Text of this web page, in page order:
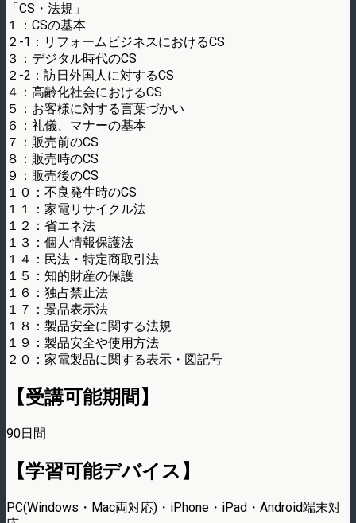
「CS・法規」
１：CSの基本
２-1：リフォームビジネスにおけるCS
３：デジタル時代のCS
２-2：訪日外国人に対するCS
４：高齢化社会におけるCS
５：お客様に対する言葉づかい
６：礼儀、マナーの基本
７：販売前のCS
８：販売時のCS
９：販売後のCS
１０：不良発生時のCS
１１：家電リサイクル法
１２：省エネ法
１３：個人情報保護法
１４：民法・特定商取引法
１５：知的財産の保護
１６：独占禁止法
１７：景品表示法
１８：製品安全に関する法規
１９：製品安全や使用方法
２０：家電製品に関する表示・図記号
【受講可能期間】
90日間
【学習可能デバイス】
PC(Windows・Mac両対応)・iPhone・iPad・Android端末対